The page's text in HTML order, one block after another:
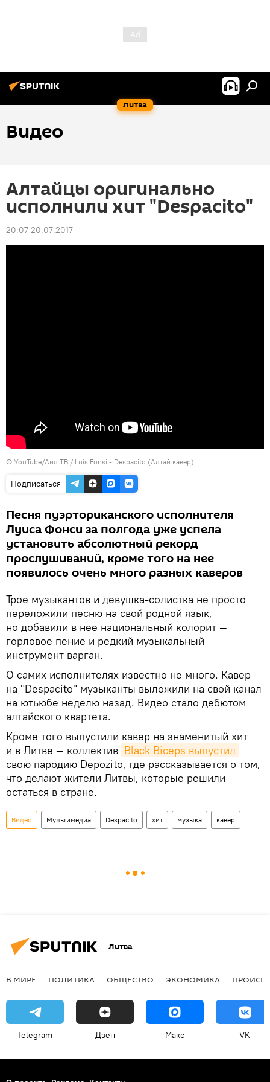
Литва
Видео
Алтайцы оригинально
исполнили хит "Despacito"
20:07 20.07.2017
© YouTube/Аил ТВ / Luis Fonsi - Despacito (Алтай кавер)
Подписаться
Песня пуэрториканского исполнителя
Луиса Фонси за полгода уже успела
установить абсолютный рекорд
прослушиваний, кроме того на нее
появилось очень много разных каверов
Трое музыкантов и девушка-солистка не просто
переложили песню на свой родной язык,
но добавили в нее национальный колорит —
горловое пение и редкий музыкальный
инструмент варган.
О самих исполнителях известно не много. Кавер
на "Despacito" музыканты выложили на свой канал
на ютьюбе неделю назад. Видео стало дебютом
алтайского квартета.
Кроме того выпустили кавер на знаменитый хит
и в Литве — коллектив Black Biceps выпустил
свою пародию Depozito, где рассказывается о том,
что делают жители Литвы, которые решили
остаться в стране.
Видео Мультимедиа Despacito хит музыка кавер
Литва
В МИРЕ ПОЛИТИКА ОБЩЕСТВО ЭКОНОМИКА
Telegram Дзен Макс VK